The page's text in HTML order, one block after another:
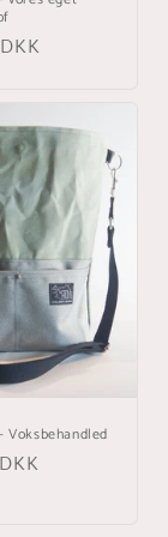
Voksbehandled